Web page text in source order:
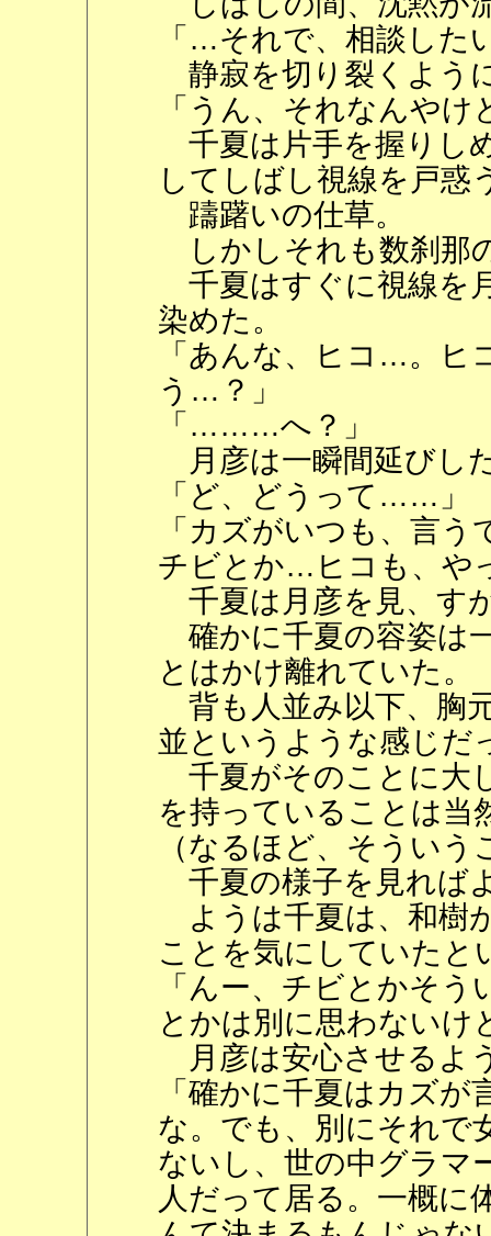
「…それで、相談し
静寂を切り裂くよう
「うん、それなんや
千夏は片手を握りし
してしばし視線を戸惑
躊躇いの仕草。
しかしそれも数刹那
千夏はすぐに視線を
染めた。
「あんな、ヒコ…。
う…？」
「………へ？」
月彦は一瞬間延びし
「ど、どうって……」
「カズがいつも、言
チビとか…ヒコも、や
千夏は月彦を見、す
確かに千夏の容姿は
とはかけ離れていた。
背も人並み以下、胸
並というような感じだ
千夏がそのことに大
を持っていることは当
（なるほど、そうい
千夏の様子を見れば
ようは千夏は、和樹
ことを気にしていたと
「んー、チビとかそ
とかは別に思わないけ
月彦は安心させるよ
「確かに千夏はカズ
な。でも、別にそれで
ないし、世の中グラマ
人だって居る。一概に